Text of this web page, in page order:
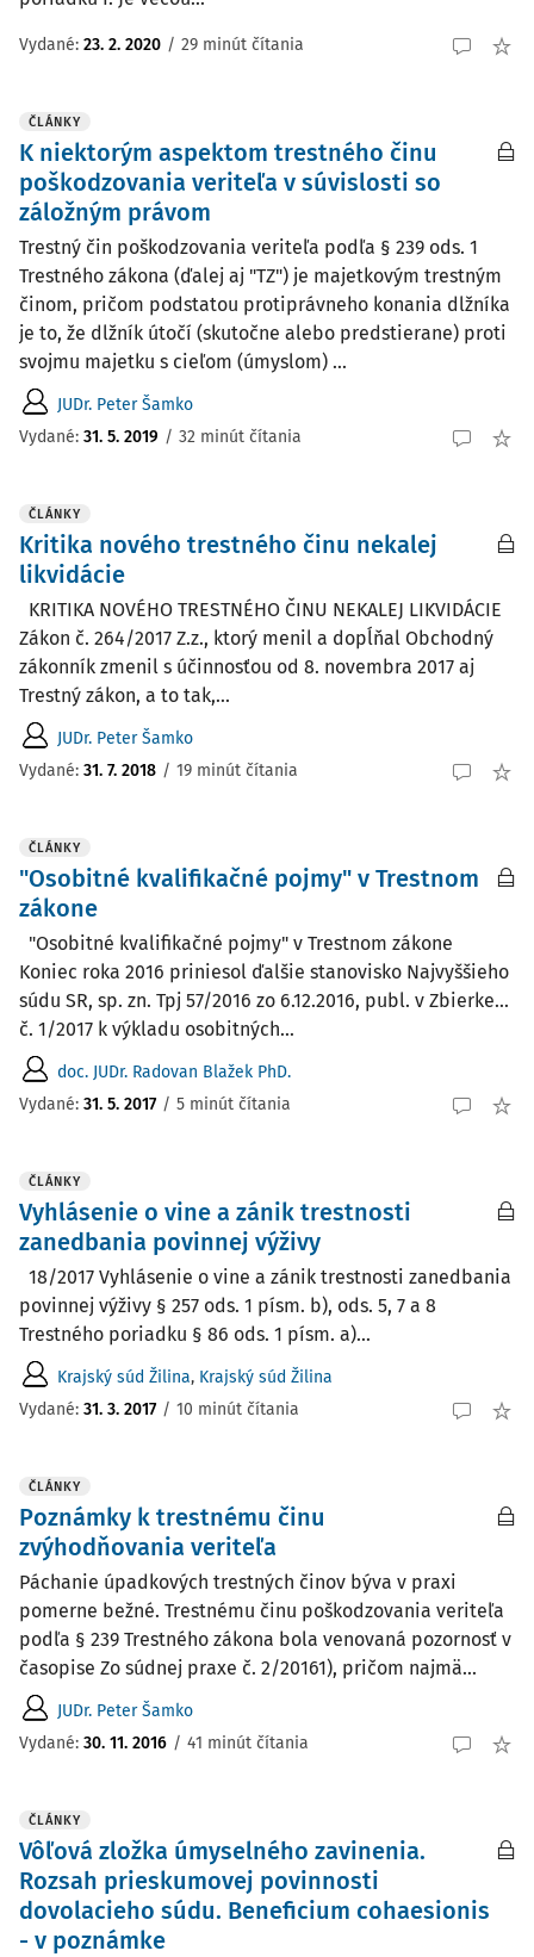
Vydané: 23. 2. 2020 / 29 minút čítania
ČLÁNKY
K niektorým aspektom trestného činu
poškodzovania veriteľa v súvislosti so
záložným právom
Trestný čin poškodzovania veriteľa podľa § 239 ods. 1
Trestného zákona (ďalej aj "TZ") je majetkovým trestným
činom, pričom podstatou protiprávneho konania dlžníka
je to, že dlžník útočí (skutočne alebo predstierane) proti
svojmu majetku s cieľom (úmyslom) ...
JUDr. Peter Šamko
Vydané: 31. 5. 2019 / 32 minút čítania
ČLÁNKY
Kritika nového trestného činu nekalej
likvidácie
KRITIKA NOVÉHO TRESTNÉHO ČINU NEKALEJ LIKVIDÁCIE
Zákon č. 264/2017 Z.z., ktorý menil a dopĺňal Obchodný
zákonník zmenil s účinnosťou od 8. novembra 2017 aj
Trestný zákon, a to tak,...
JUDr. Peter Šamko
Vydané: 31. 7. 2018 / 19 minút čítania
ČLÁNKY
"Osobitné kvalifikačné pojmy" v Trestnom
zákone
"Osobitné kvalifikačné pojmy" v Trestnom zákone
Koniec roka 2016 priniesol ďalšie stanovisko Najvyššieho
súdu SR, sp. zn. Tpj 57/2016 zo 6.12.2016, publ. v Zbierke...
č. 1/2017 k výkladu osobitných...
doc. JUDr. Radovan Blažek PhD.
Vydané: 31. 5. 2017 / 5 minút čítania
ČLÁNKY
Vyhlásenie o vine a zánik trestnosti
zanedbania povinnej výživy
18/2017 Vyhlásenie o vine a zánik trestnosti zanedbania
povinnej výživy § 257 ods. 1 písm. b), ods. 5, 7 a 8
Trestného poriadku § 86 ods. 1 písm. a)...
Krajský súd Žilina, Krajský súd Žilina
Vydané: 31. 3. 2017 / 10 minút čítania
ČLÁNKY
Poznámky k trestnému činu
zvýhodňovania veriteľa
Páchanie úpadkových trestných činov býva v praxi
pomerne bežné. Trestnému činu poškodzovania veriteľa
podľa § 239 Trestného zákona bola venovaná pozornosť v
časopise Zo súdnej praxe č. 2/20161), pričom najmä...
JUDr. Peter Šamko
Vydané: 30. 11. 2016 / 41 minút čítania
ČLÁNKY
Vôľová zložka úmyselného zavinenia.
Rozsah prieskumovej povinnosti
dovolacieho súdu. Beneficium cohaesionis
- v poznámke